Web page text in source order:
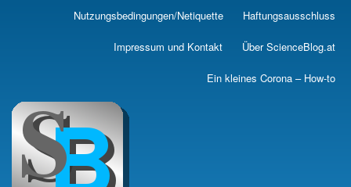
Skip
main
Nutzungsbedingungen/Netiquette Haftungsausschluss
Impressum und Kontakt Über ScienceBlog.at
Ein kleines Corona – How-to